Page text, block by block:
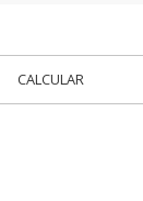
CALCULAR